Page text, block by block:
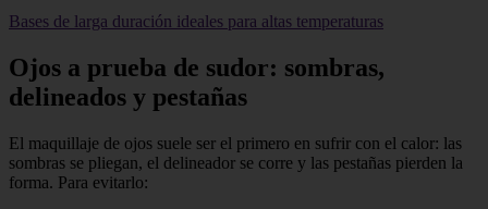
Bases de larga duración ideales para altas temperaturas
Ojos a prueba de sudor: sombras,
delineados y pestañas
El maquillaje de ojos suele ser el primero en sufrir con el calor: las
sombras se pliegan, el delineador se corre y las pestañas pierden la
forma. Para evitarlo: